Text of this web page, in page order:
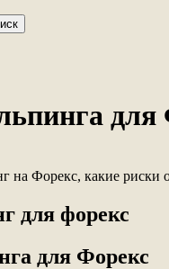
для
на Форекс, какие
для форекс
для Форекс